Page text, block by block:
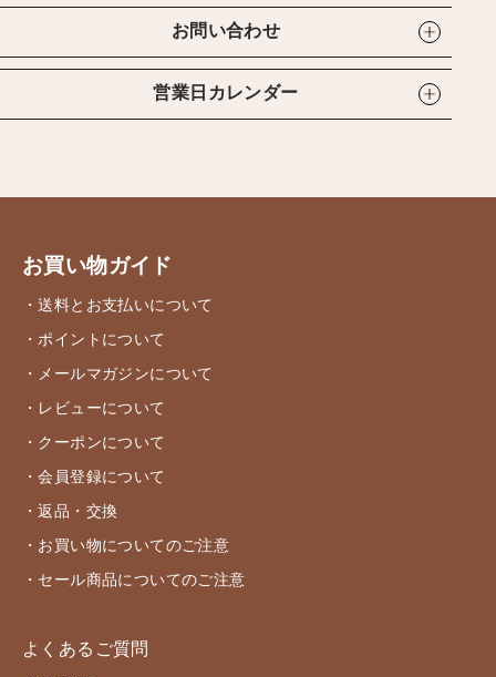
お問い合わせ
営業日カレンダー
お買い物ガイド
・送料とお支払いについて
・ポイントについて
・メールマガジンについて
・レビューについて
・クーポンについて
・会員登録について
・返品・交換
・お買い物についてのご注意
・セール商品についてのご注意
よくあるご質問